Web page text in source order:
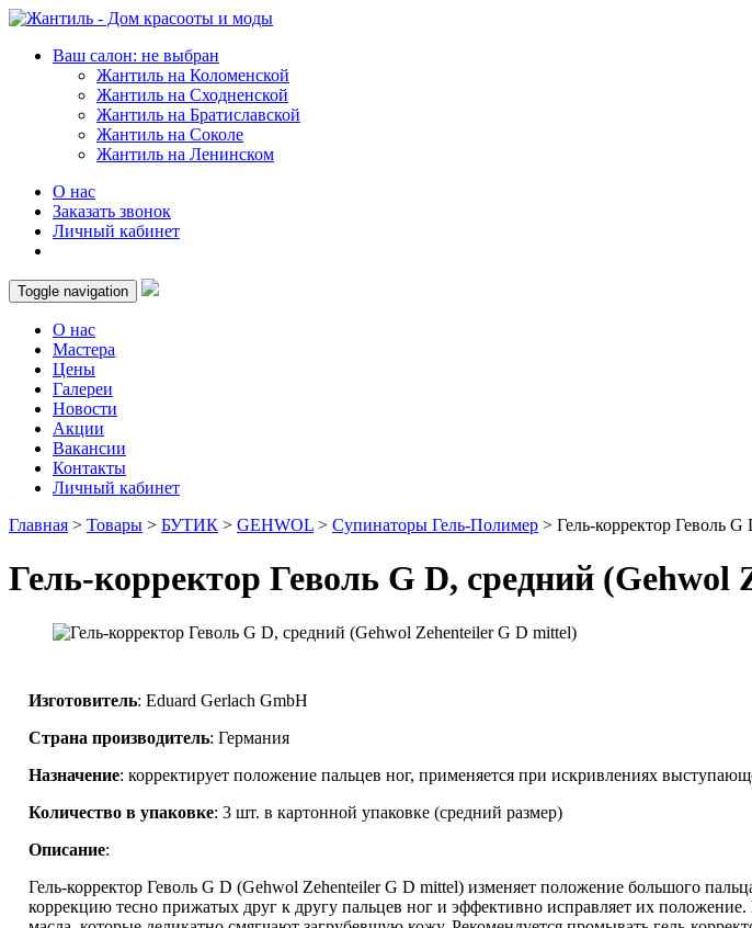
Ваш салон: не выбран
Жантиль на Коломенской
Жантиль на Сходненской
Жантиль на Братиславской
Жантиль на Соколе
Жантиль на Ленинском
О нас
Заказать звонок
Личный кабинет
Toggle navigation
О нас
Мастера
Цены
Галереи
Новости
Акции
Вакансии
Контакты
Личный кабинет
Главная > Товары > БУТИК > GEHWOL > Супинаторы Гель-Полимер > Гель-корректор Геволь
Гель-корректор Геволь G D, средний
Изготовитель: Eduard Gerlach GmbH
Страна производитель: Германия
Назначение: корректирует положение пальцев ног, применяется при искривлениях
Количество в упаковке: 3 шт. в картонной упаковке (средний размер)
Описание:
Гель-корректор Геволь G D (Gehwol Zehenteiler G D mittel) изменяет положение большого
коррекцию тесно прижатых друг к другу пальцев ног и эффективно исправляет их